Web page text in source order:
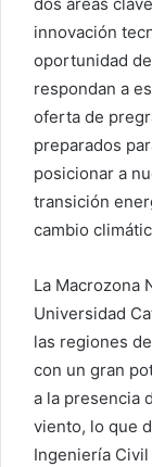
innovación
oportunidad
respondan a
oferta de
preparados
posicionar a
transición
cambio
La Macrozona
Universidad
las regiones
con un gran
a la presencia
viento, lo que
Ingeniería